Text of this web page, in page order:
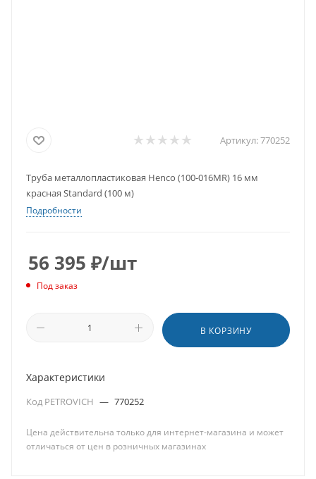
Артикул:770252
Труба металлопластиковая Henco (100-016MR) 16 мм
красная Standard (100 м)
Подробности
56 395 ₽/шт
Под заказ
В КОРЗИНУ
Характеристики
Код PETROVICH — 770252
Цена действительна только для интернет-магазина и может
отличаться от цен в розничных магазинах